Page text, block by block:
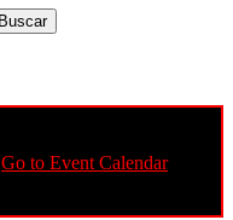
Go to Event Calendar